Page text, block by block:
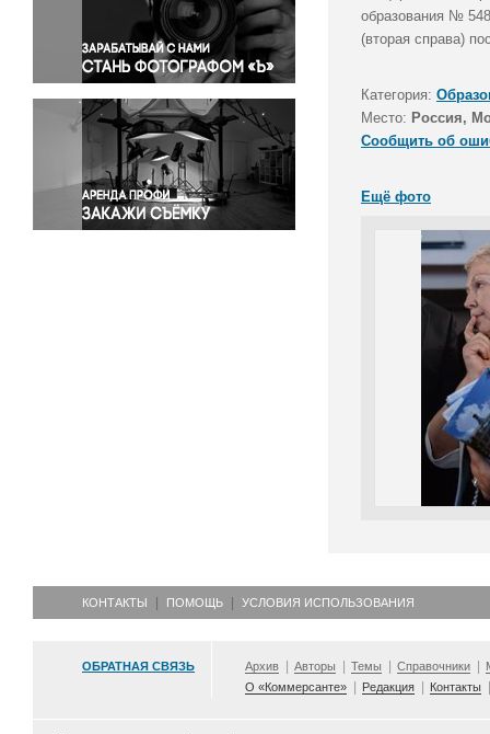
Правосудие
Происшествия и конфликты
Религия
Светская жизнь
Спорт
Экология
Экономика и бизнес
образования №
(вторая справа)
Категория:
Место: Россия,
Сообщить об
Ещё фото
КОНТАКТЫ ПОМОЩЬ УСЛОВИЯ ИСПОЛЬЗОВАНИЯ
ОБРАТНАЯ СВЯЗЬ Архив Авторы Темы Справочники
О «Коммерсанте»
Редакция Контакты